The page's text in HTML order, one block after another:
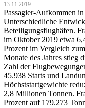
13.11.2019
Passagier-Aufkommen
Unterschiedliche
Beteiligungsflughäfen.
im Oktober 2019 etwa
Prozent im Vergleich
Monate des Jahres stieg
Zahl der
45.938 Starts und
Höchststartgewichte
2,8 Millionen Tonnen.
Prozent auf 179.273